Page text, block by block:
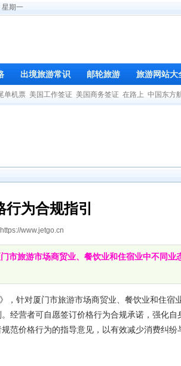
期一
出境旅游常识 邮轮旅游 旅游网站大
单机票 美国工作签证 美国商务签证 在路上 中国东方
为合规指引
https://www.jetgo.cn
市旅游市场商贸业、餐饮业和住宿业中不同业
，针对厦门市旅游市场商贸业、餐饮业和住宿
经营者可自愿签订价格行为合规承诺，强化自
范价格行为的指导意见，以有效减少消费纠纷